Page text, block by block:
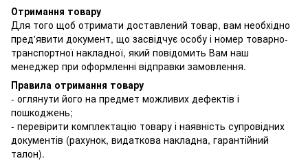
Отримання товару
Для того щоб отримати доставлений товар, вам необхідно
пред'явити документ, що засвідчує особу і номер товарно-
транспортної накладної, який повідомить Вам наш
менеджер при оформленні відправки замовлення.
Правила отримання товару
- оглянути його на предмет можливих дефектів і
пошкоджень;
- перевірити комплектацію товару і наявність супровідних
документів (рахунок, видаткова накладна, гарантійний
талон).